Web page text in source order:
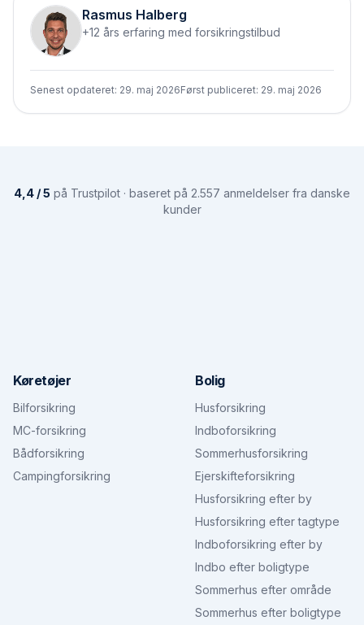
Rasmus Halberg
+12 års erfaring med forsikringstilbud
Senest opdateret: 29. maj 2026Først publiceret: 29. maj 2026
4,4 / 5 på Trustpilot · baseret på 2.557 anmeldelser fra danske
kunder
Køretøjer
Bilforsikring
MC-forsikring
Bådforsikring
Campingforsikring
Bolig
Husforsikring
Indboforsikring
Sommerhusforsikring
Ejerskifteforsikring
Husforsikring efter by
Husforsikring efter tagtype
Indboforsikring efter by
Indbo efter boligtype
Sommerhus efter område
Sommerhus efter boligtype